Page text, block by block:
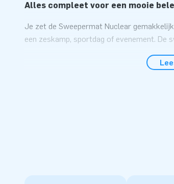
Alles compleet voor een mooie
Je zet de Sweepermat Nuclear
een zeskamp, sportdag of evenement. De
verankeringsmateriaal, transportzak, en